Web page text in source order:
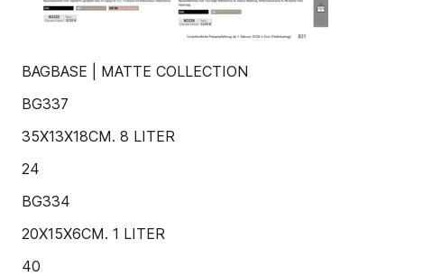
BAGBASE | MATTE COLLECTION
BG337
35X13X18CM. 8 LITER
24
BG334
20X15X6CM. 1 LITER
40